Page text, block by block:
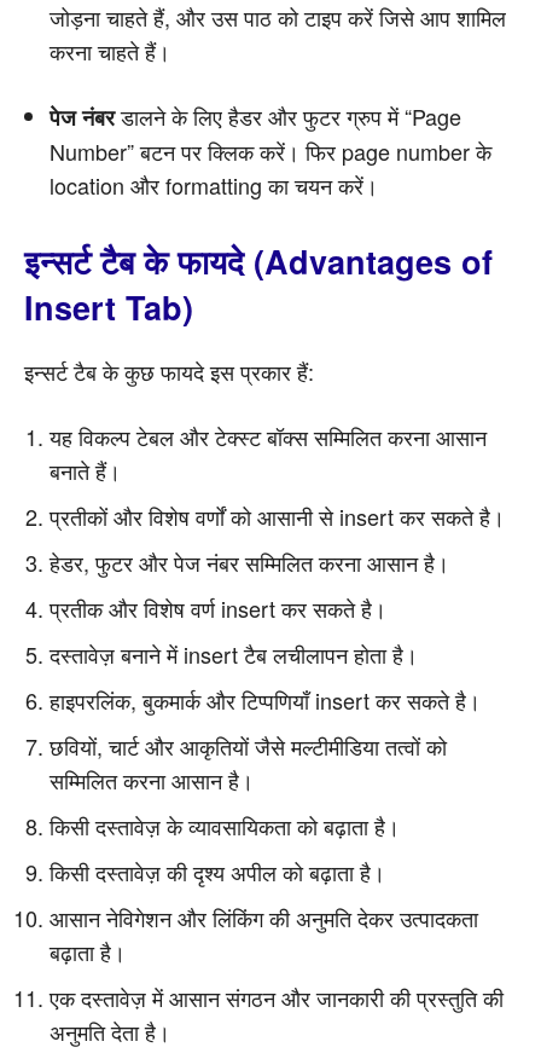
जोड़ना चाहते हैं, और उस पाठ को टाइप करें जिसे आप शामिल
करना चाहते हैं।
पेज नंबरडालने के लिए हैडर और फुटर ग्रुप में “Page
Number” बटन पर क्लिक करें। फिर page number के
location और formatting का चयन करें।
इन्सर्ट टैब के फायदे (Advantages of
Insert Tab)
इन्सर्ट टैब के कुछ फायदे इस प्रकार हैं:
यह विकल्प टेबल और टेक्स्ट बॉक्स सम्मिलित करना आसान
बनाते हैं।
प्रतीकों और विशेष वर्णों को आसानी से insert कर सकते है।
हेडर, फुटर और पेज नंबर सम्मिलित करना आसान है।
प्रतीक और विशेष वर्ण insert कर सकते है।
दस्तावेज़ बनाने में insert टैब लचीलापन होता है।
हाइपरलिंक, बुकमार्क और टिप्पणियाँ insert कर सकते है।
छवियों, चार्ट और आकृतियों जैसे मल्टीमीडिया तत्वों को
सम्मिलित करना आसान है।
किसी दस्तावेज़ के व्यावसायिकता को बढ़ाता है।
किसी दस्तावेज़ की दृश्य अपील को बढ़ाता है।
आसान नेविगेशन और लिंकिंग की अनुमति देकर उत्पादकता
बढ़ाता है।
एक दस्तावेज़ में आसान संगठन और जानकारी की प्रस्तुति की
अनुमति देता है।